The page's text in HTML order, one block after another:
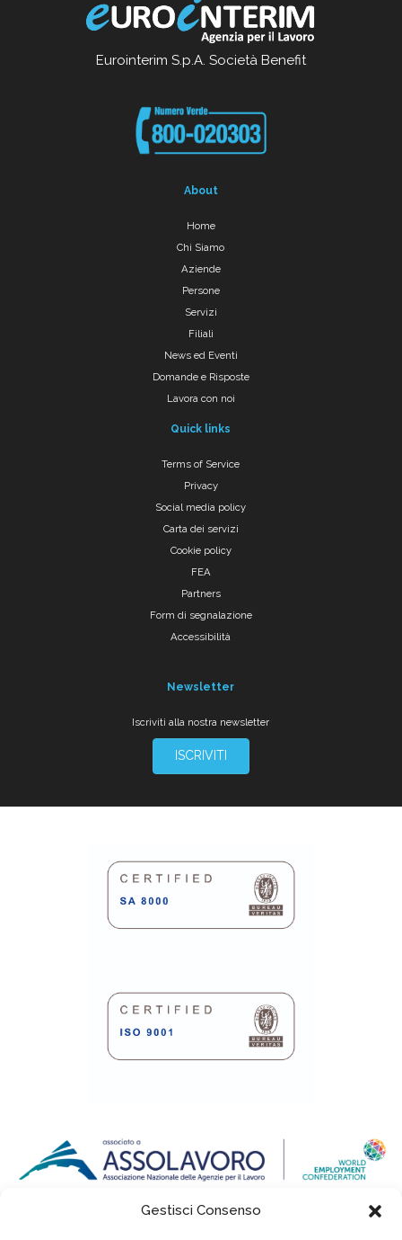
Gestisci Consenso
Eurointerim S.p.A. Società Benefit
About
Home
Chi Siamo
Aziende
Persone
Servizi
Filiali
News ed Eventi
Domande e Risposte
Lavora con noi
Quick links
Terms of Service
Privacy
Social media policy
Carta dei servizi
Cookie policy
FEA
Partners
Form di segnalazione
Accessibilità
Newsletter
Iscriviti alla nostra newsletter
ISCRIVITI